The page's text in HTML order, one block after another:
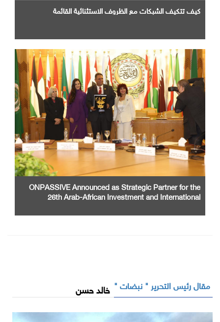
كيف تتكيف الشبكات مع الظروف الاستثنائية القائمة
ONPASSIVE Announced as Strategic Partner for the
26th Arab-African Investment and International
مقال رئيس التحرير " نبضات " خالد حسن